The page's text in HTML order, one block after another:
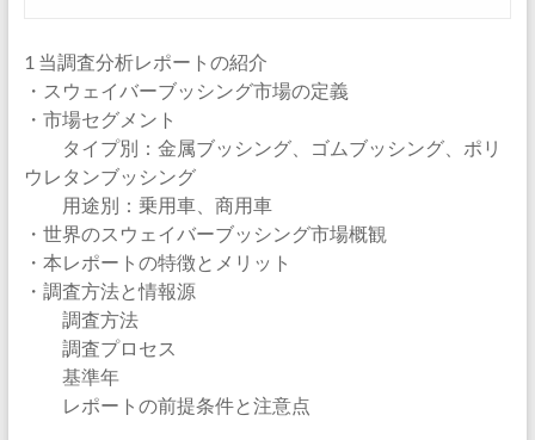
1 当調査分析レポートの紹介
・スウェイバーブッシング市場の定義
・市場セグメント
タイプ別：金属ブッシング、ゴムブッシング、ポリ
ウレタンブッシング
用途別：乗用車、商用車
・世界のスウェイバーブッシング市場概観
・本レポートの特徴とメリット
・調査方法と情報源
調査方法
調査プロセス
基準年
レポートの前提条件と注意点